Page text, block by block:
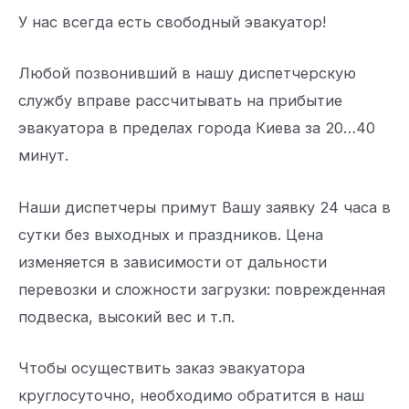
У нас всегда есть свободный эвакуатор!
Любой позвонивший в нашу диспетчерскую
службу вправе рассчитывать на прибытие
эвакуатора в пределах города Киева за 20…40
минут.
Наши диспетчеры примут Вашу заявку 24 часа в
сутки без выходных и праздников. Цена
изменяется в зависимости от дальности
перевозки и сложности загрузки: поврежденная
подвеска, высокий вес и т.п.
Чтобы осуществить заказ эвакуатора
круглосуточно, необходимо обратится в наш